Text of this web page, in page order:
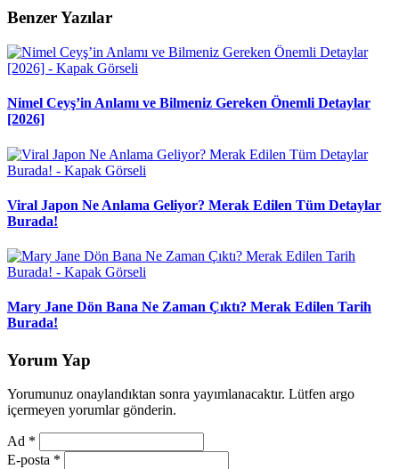
Benzer Yazılar
Nimel Ceyş’in Anlamı ve Bilmeniz Gereken Önemli Detaylar
[2026]
Viral Japon Ne Anlama Geliyor? Merak Edilen Tüm Detaylar
Burada!
Mary Jane Dön Bana Ne Zaman Çıktı? Merak Edilen Tarih
Burada!
Yorum Yap
Yorumunuz onaylandıktan sonra yayımlanacaktır. Lütfen argo
içermeyen yorumlar gönderin.
Ad *
E-posta *